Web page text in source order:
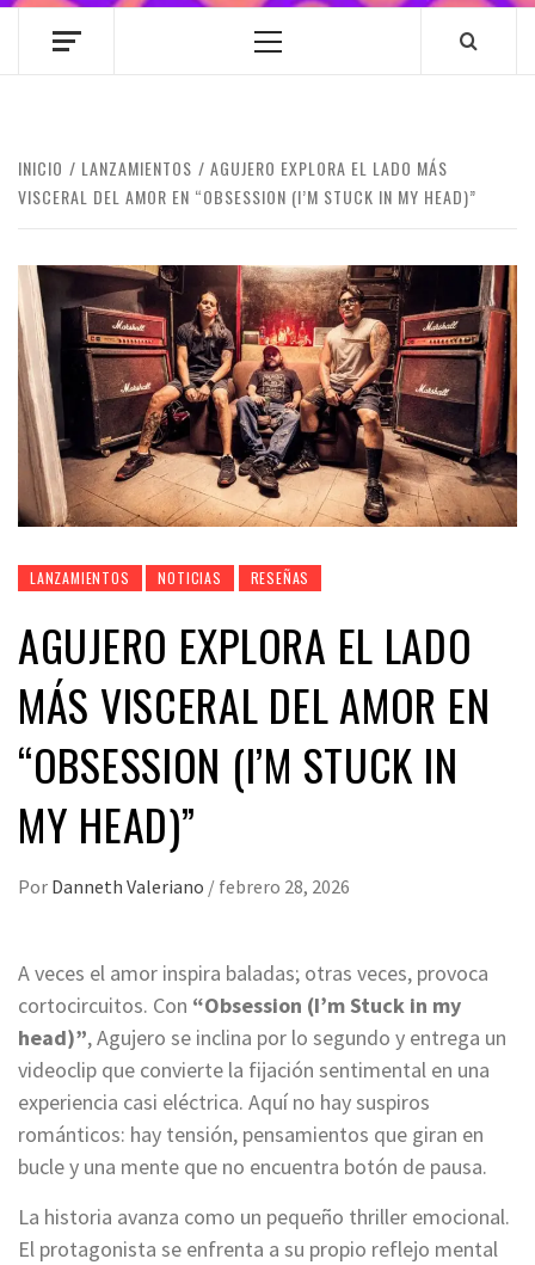
Menú
INICIO LANZAMIENTOS
AGUJERO EXPLORA EL LADO MÁS
VISCERAL DEL AMOR EN “OBSESSION (I’M STUCK IN MY HEAD)”
LANZAMIENTOS NOTICIAS RESEÑAS
AGUJERO EXPLORA EL LADO
MÁS VISCERAL DEL AMOR EN
“OBSESSION (I’M STUCK IN
MY HEAD)”
Por Danneth Valeriano / febrero 28, 2026
A veces el amor inspira baladas; otras veces, provoca
cortocircuitos. Con “Obsession (I’m Stuck in my
head)”, Agujero se inclina por lo segundo y entrega un
videoclip que convierte la fijación sentimental en una
experiencia casi eléctrica. Aquí no hay suspiros
románticos: hay tensión, pensamientos que giran en
bucle y una mente que no encuentra botón de pausa.
La historia avanza como un pequeño thriller emocional.
El protagonista se enfrenta a su propio reflejo mental